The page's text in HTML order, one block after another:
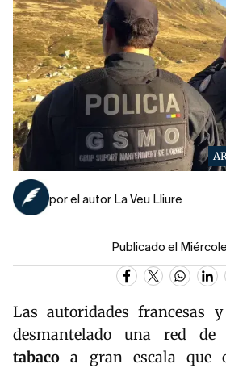
por el autor La Veu Lliure
Publicado el
Las autoridades francesas
desmantelado una red de
tabaco a gran escala que